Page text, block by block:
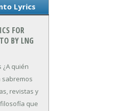
Lyrics
FOR
BY LNG
¿A quién
sabremos
revistas y
que